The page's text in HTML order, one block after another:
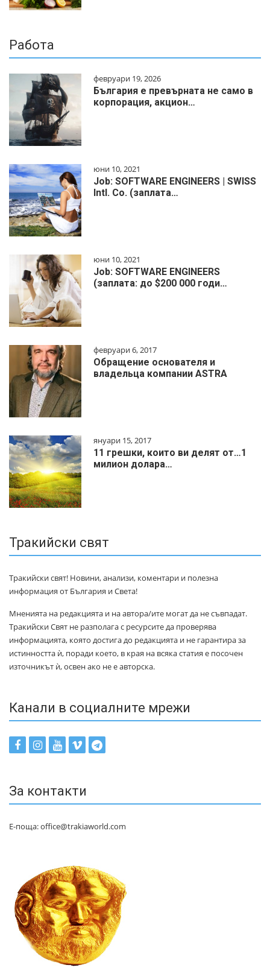
Работа
февруари 19, 2026
България е превърната не само в
корпорация, акцион…
юни 10, 2021
Job: SOFTWARE ENGINEERS | SWISS
Intl. Co. (заплата…
юни 10, 2021
Job: SOFTWARE ENGINEERS
(заплата: до $200 000 годи…
февруари 6, 2017
Обращение основателя и
владельца компании ASTRA
януари 15, 2017
11 грешки, които ви делят от…1
милиoн дoлapa…
Тракийски свят
Тракийски свят! Новини, анализи, коментари и полезна
информация от България и Света!
Мненията на редакцията и на автора/ите могат да не съвпадат.
Тракийски Свят не разполага с ресурсите да проверява
информацията, която достига до редакцията и не гарантира за
истинността ѝ, поради което, в края на всяка статия е посочен
източникът ѝ, освен ако не е авторска.
Канали в социалните мрежи
За контакти
Е-поща: office@trakiaworld.com